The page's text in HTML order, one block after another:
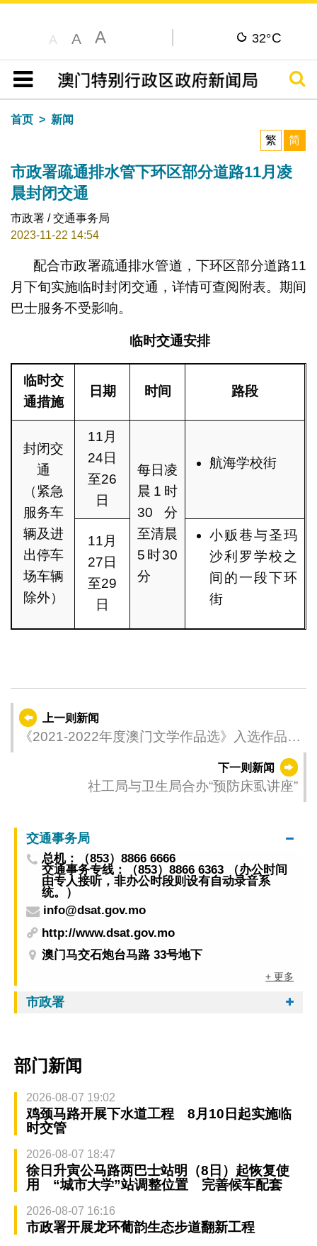
A A A 32°C
目录
搜寻
首页
新闻
繁
简
市政署疏通排水管下环区部分道路11月凌
晨封闭交通
市政署 / 交通事务局
2023-11-22 14:54
配合市政署疏通排水管道，下环区部分道路11
月下旬实施临时封闭交通，详情可查阅附表。期间
巴士服务不受影响。
临时交通安排
临时交
通措施
日期 时间 路段
封闭交
通
（紧急
服务车
辆及进
出停车
场车辆
除外）
11月
24日
至26
日
每日凌
晨1时
30分
至清晨
5时30
分
航海学校街
11月
27日
至29
日
小贩巷与圣玛
沙利罗学校之
间的一段下环
街
上一则新闻
《2021-2022年度澳门文学作品选》入选作品名
下一则新闻
社工局与卫生局合办“预防床虱讲座”
交通事务局
总机：（853）8866 6666
交通事务专线：（853）8866 6363 （办公时间
由专人接听，非办公时段则设有自动录音系
统。）
info@dsat.gov.mo
http://www.dsat.gov.mo
澳门马交石炮台马路 33号地下
+ 更多
市政署
部门新闻
2026-08-07 19:02
鸡颈马路开展下水道工程 8月10日起实施临
时交管
2026-08-07 18:47
徐日升寅公马路两巴士站明（8日）起恢复使
用 “城市大学”站调整位置 完善候车配套
2026-08-07 16:16
市政署开展龙环葡韵生态步道翻新工程